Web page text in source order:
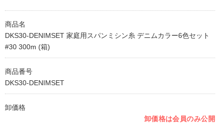
商品名
DKS30-DENIMSET 家庭用スパンミシン糸 デニムカラー6色セット
#30 300m (箱)
商品番号
DKS30-DENIMSET
卸価格
卸価格は会員のみ公開